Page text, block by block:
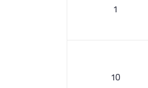
1
10